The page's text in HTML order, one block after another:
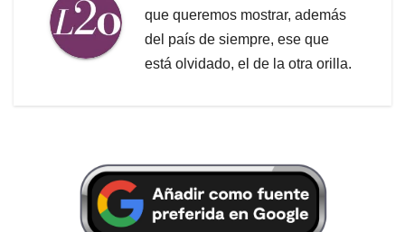
que queremos mostrar, además
del país de siempre, ese que
está olvidado, el de la otra orilla.